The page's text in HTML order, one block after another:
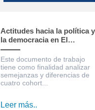
Actitudes hacia la política y
la democracia en El
Salvador: un análisis de
cohortes generacionales
Este documento de trabajo
tiene como finalidad analizar
semejanzas y diferencias de
cuatro cohort...
Leer más..